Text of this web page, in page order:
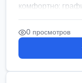
комфортно:
0 просмотров